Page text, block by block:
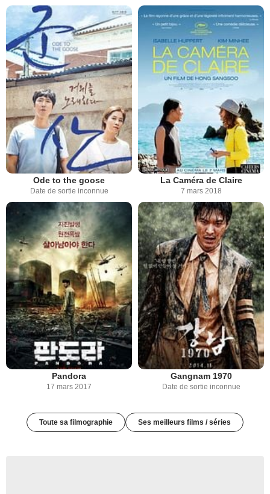
Ode to the goose
Date de sortie inconnue
La Caméra de Claire
7 mars 2018
Pandora
17 mars 2017
Gangnam 1970
Date de sortie inconnue
Toute sa filmographie Ses meilleurs films / séries